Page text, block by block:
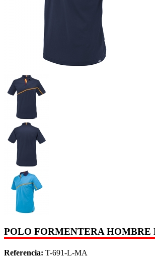
POLO FORMENTERA HOMBRE
Referencia: T-691-L-MA